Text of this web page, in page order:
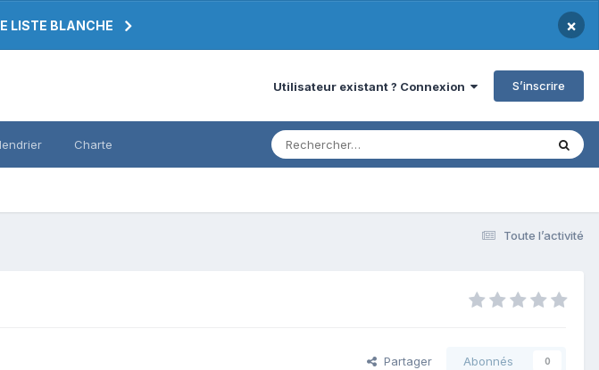
LISTE BLANCHE ×
Utilisateur existant ? Connexion S’inscrire
Charte
Toute l’activité
Partager Abonnés 0